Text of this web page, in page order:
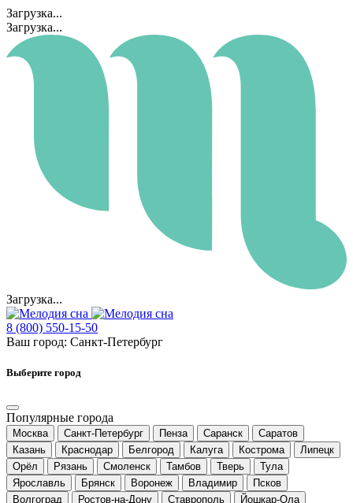
Загрузка...
Загрузка...
Загрузка...
8 (800) 550-15-50
Ваш город: Санкт-Петербург
Выберите город
Популярные города
Москва Санкт-Петербург Пенза Саранск
Саратов
Казань
Краснодар Белгород Калуга Кострома
Липецк
Орёл
Рязань Смоленск Тамбов Тверь
Тула
Ярославль
Брянск Воронеж Владимир
Псков
Волгоград
Ростов-на-Дону Ставрополь
Йошкар-Ола